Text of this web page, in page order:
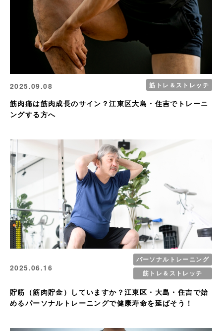
2025.09.08 筋トレ＆ストレッチ
筋肉痛は筋肉成長のサイン？江東区大島・住吉でトレーニ
ングする方へ
2025.06.16
パーソナルトレーニング
筋トレ＆ストレッチ
貯筋（筋肉貯金）していますか？江東区・大島・住吉で始
めるパーソナルトレーニングで健康寿命を延ばそう！